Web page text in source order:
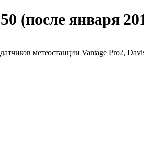
(после января
метеостанции Vantage Pro2,